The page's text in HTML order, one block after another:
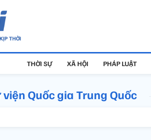
THỜI SỰ XÃ HỘI PHÁP LUẬT
Quốc gia Trung Quốc